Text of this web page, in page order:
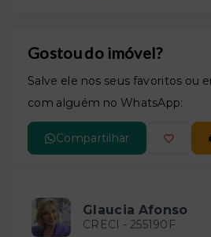
Gostou do imóvel?
Salve ele nos seus favoritos ou
com alguém no WhatsApp:
Compartilhar
Glaucia Afonso
CRECI - 255190F